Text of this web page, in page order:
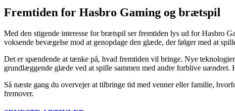
Fremtiden for Hasbro Gaming og brætspil
Med den stigende interesse for brætspil ser fremtiden lys ud for Hasbro
voksende bevægelse mod at genopdage den glæde, der følger med at
Det er spændende at tænke på, hvad fremtiden vil bringe. Nye
grundlæggende glæde ved at spille sammen med andre forblive
Så næste gang du overvejer at tilbringe tid med venner eller familie,
fremover.